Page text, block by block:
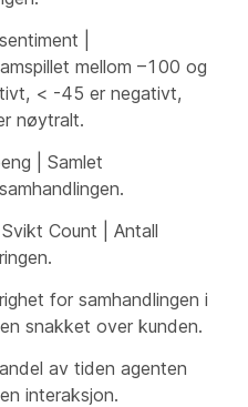
|
mellom –100 og
< -45 er negativt,
nøytralt.
| Samlet
Count | Antall
for samhandlingen i
snakket over kunden.
av tiden agenten
interaksjon.